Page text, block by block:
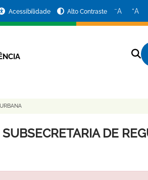
Acessibilidade Alto Contraste −A +A
DE